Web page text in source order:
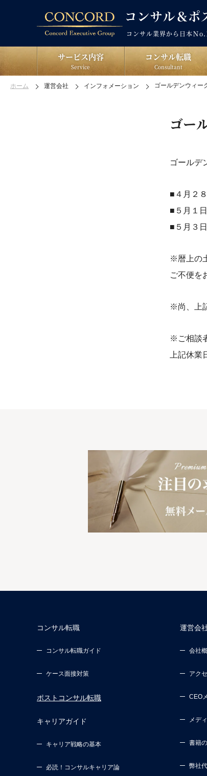
コンサル業界から日本Ｎ
サービス内容
Service
コンサル転職
Consultant
ホーム 運営会社 インフォメーション ゴールデンウィー
ゴー
ゴールデ
■４月２
■５月１
■５月３
※暦上の
ご不便を
※尚、上
※ご相談
上記休
コンサル転職
コンサル転職ガイド
ケース面接対策
ポストコンサル転職
キャリアガイド
キャリア戦略の基本
必読！コンサルキャリア論
運営会
会社
アク
CEO
メデ
書籍
弊社